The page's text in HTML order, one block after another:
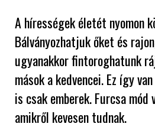
A hírességek életét nyomon
Bálványozhatjuk őket és
ugyanakkor fintoroghatunk
mások a kedvencei. Ez így
is csak emberek. Furcsa mód
amikről kevesen tudnak.